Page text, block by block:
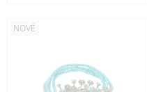
NOVÉ